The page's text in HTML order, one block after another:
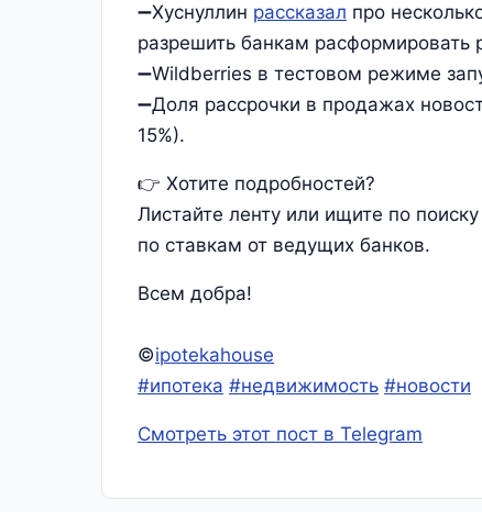
➖Хуснуллин рассказал про
разрешить банкам расформировать
➖Wildberries в тестовом режиме
➖Доля рассрочки в продажах
15%).
👉 Хотите подробностей?
Листайте ленту или ищите по
по ставкам от ведущих банков.
Всем добра!
©ipotekahouse
#ипотека #недвижимость #новости
Смотреть этот пост в Telegram